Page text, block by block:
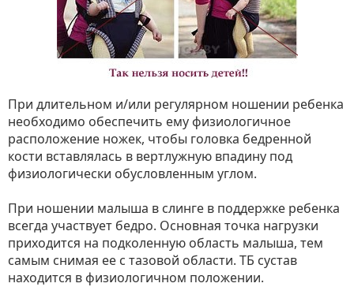
При длительном и/или регулярном ношении ребенка
необходимо обеспечить ему физиологичное
расположение ножек, чтобы головка бедренной
кости вставлялась в вертлужную впадину под
физиологически обусловленным углом.
При ношении малыша в слинге в поддержке ребенка
всегда участвует бедро. Основная точка нагрузки
приходится на подколенную область малыша, тем
самым снимая ее с тазовой области. ТБ сустав
находится в физиологичном положении.